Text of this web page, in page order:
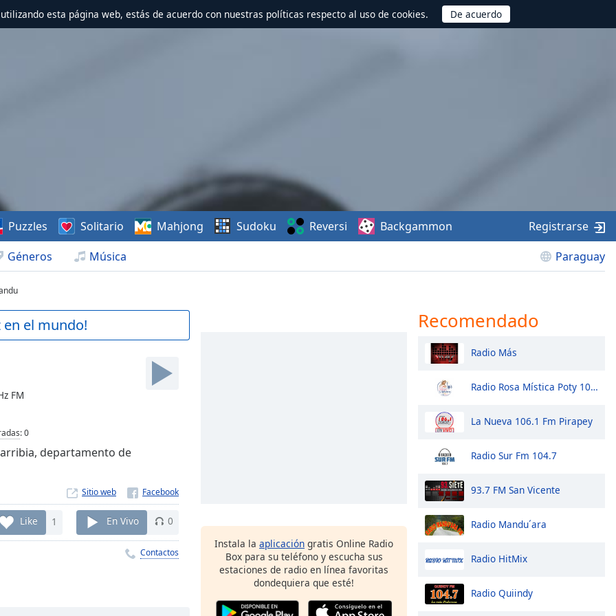
esta página web, estás de acuerdo con nuestras políticas respecto al uso de cookies.
Géneros Música Paraguay
Puzzles Solitario Mahjong Sudoku Reversi Backgammon Registrarse
en el mundo!
FM
:0
departamento de
Sitio web
Like 1 En Vivo 0
Contactos
Instala la aplicación gratis Online Radio
Box para su teléfono y escucha sus
estaciones de radio en línea favoritas
dondequiera que esté!
Recomendado
Radio Más
Radio Rosa Mística Poty 101.7
La Nueva 106.1 Fm Pirapey
Radio Sur Fm 104.7
93.7 FM San Vicente
Radio Mandu´ara
Radio HitMix
Radio Quiindy